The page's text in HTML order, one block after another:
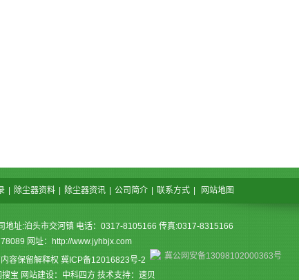
除尘器资料 除尘器资讯 公司简介 联系方式 网站地图
地址:泊头市交河镇 电话：0317-8105166 传真:0317-8315166
网址：
http://www.jyhbjx.com
容保留解释权 冀ICP备12016823号-2
冀公网安备13098102000363号
搜宝 网站建设：中科四方 技术支持：速贝